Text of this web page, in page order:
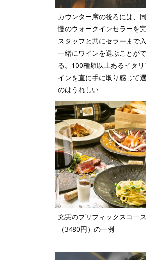
カウンター席の後ろには、
慢のウォークインセラーを完
スタッフと共にセラーまで入
一緒にワインを選ぶことが
る。100種類以上あるイタリ
インを直に手に取り感じて
のはうれしい
充実のプリフィックスコース
（3480円）の一例